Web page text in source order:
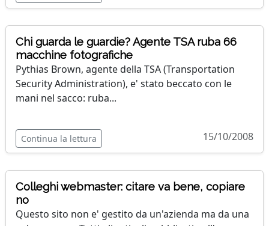
Chi guarda le guardie? Agente TSA ruba 66
macchine fotografiche
Pythias Brown, agente della TSA (Transportation
Security Administration), e' stato beccato con le
mani nel sacco: ruba...
Continua la lettura 15/10/2008
Colleghi webmaster: citare va bene, copiare
no
Questo sito non e' gestito da un'azienda ma da una